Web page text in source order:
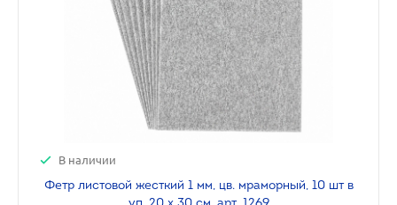
В наличии
Фетр листовой жесткий 1 мм, цв. мраморный, 10 шт в